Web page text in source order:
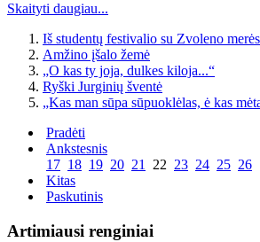
Skaityti daugiau...
Iš studentų festivalio su Zvoleno
Amžino įšalo žemė
„O kas ty joja, dulkes kiloja...“
Ryški Jurginių šventė
„Kas man sūpa sūpuoklėlas, ė kas
Pradėti
Ankstesnis
17 18 19 20 21 22 23 24 25 26
Kitas
Paskutinis
Artimiausi renginiai